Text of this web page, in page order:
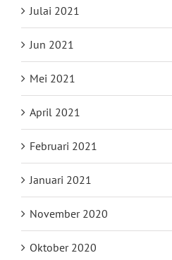
Julai 2021
Jun 2021
Mei 2021
April 2021
Februari 2021
Januari 2021
November 2020
Oktober 2020